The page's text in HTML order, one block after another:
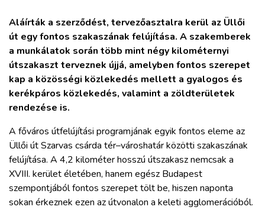
WEBSHOP
BELÉPÉS
REGISZTRÁCIÓ
Aláírták a szerződést, tervezőasztalra kerül az Üllői
út egy fontos szakaszának felújítása. A szakemberek
a munkálatok során több mint négy kilométernyi
útszakaszt terveznek újjá, amelyben fontos szerepet
kap a közösségi közlekedés mellett a gyalogos és
kerékpáros közlekedés, valamint a zöldterületek
rendezése is.
A főváros útfelújítási programjának egyik fontos eleme az
Üllői út Szarvas csárda tér–városhatár közötti szakaszának
felújítása. A 4,2 kilométer hosszú útszakasz nemcsak a
XVIII. kerület életében, hanem egész Budapest
szempontjából fontos szerepet tölt be, hiszen naponta
sokan érkeznek ezen az útvonalon a keleti agglomerációból.